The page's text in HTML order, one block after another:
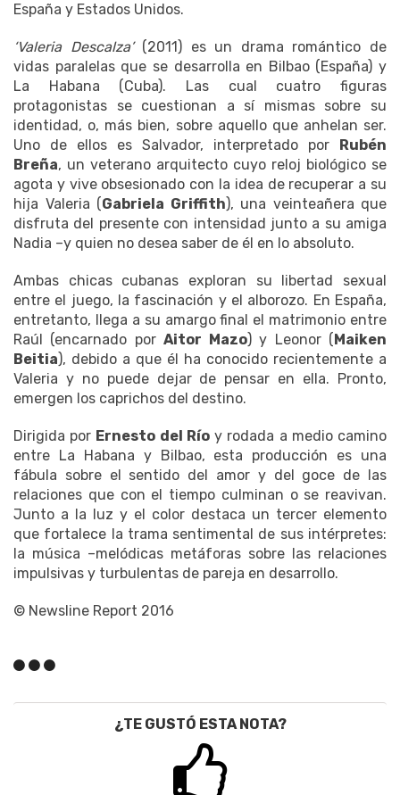
España y Estados Unidos.
‘Valeria Descalza’(2011) es un drama romántico de
vidas paralelas que se desarrolla en Bilbao (España) y
La Habana (Cuba). Las cual cuatro figuras
protagonistas se cuestionan a sí mismas sobre su
identidad, o, más bien, sobre aquello que anhelan ser.
Uno de ellos es Salvador, interpretado por Rubén
Breña, un veterano arquitecto cuyo reloj biológico se
agota y vive obsesionado con la idea de recuperar a su
hija Valeria (Gabriela Griffith), una veinteañera que
disfruta del presente con intensidad junto a su amiga
Nadia –y quien no desea saber de él en lo absoluto.
Ambas chicas cubanas exploran su libertad sexual
entre el juego, la fascinación y el alborozo. En España,
entretanto, llega a su amargo final el matrimonio entre
Raúl (encarnado porAitor Mazo) y Leonor (Maiken
Beitia), debido a que él ha conocido recientemente a
Valeria y no puede dejar de pensar en ella. Pronto,
emergen los caprichos del destino.
Dirigida por Ernesto del Ríoy rodada a medio camino
entre La Habana y Bilbao, esta producción es una
fábula sobre el sentido del amor y del goce de las
relaciones que con el tiempo culminan o se reavivan.
Junto a la luz y el color destaca un tercer elemento
que fortalece la trama sentimental de sus intérpretes:
la música –melódicas metáforas sobre las relaciones
impulsivas y turbulentas de pareja en desarrollo.
© Newsline Report 2016
¿TE GUSTÓ ESTA NOTA?